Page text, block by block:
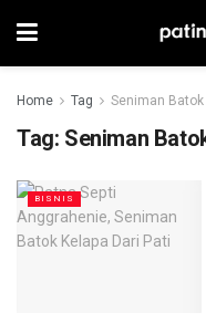
Home Tag Seniman Batok
Tag: Seniman
BISNIS